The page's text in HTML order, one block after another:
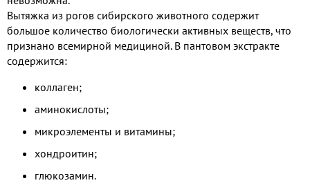
Вытяжка из рогов сибирского животного содержит
большое количество биологически активных веществ, что
признано всемирной медициной. В пантовом экстракте
содержится:
коллаген;
аминокислоты;
микроэлементы и витамины;
хондроитин;
глюкозамин.